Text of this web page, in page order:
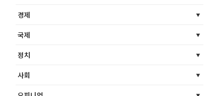
경제
국제
정치
사회